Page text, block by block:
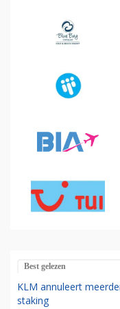
Best gelezen
KLM annuleert
staking